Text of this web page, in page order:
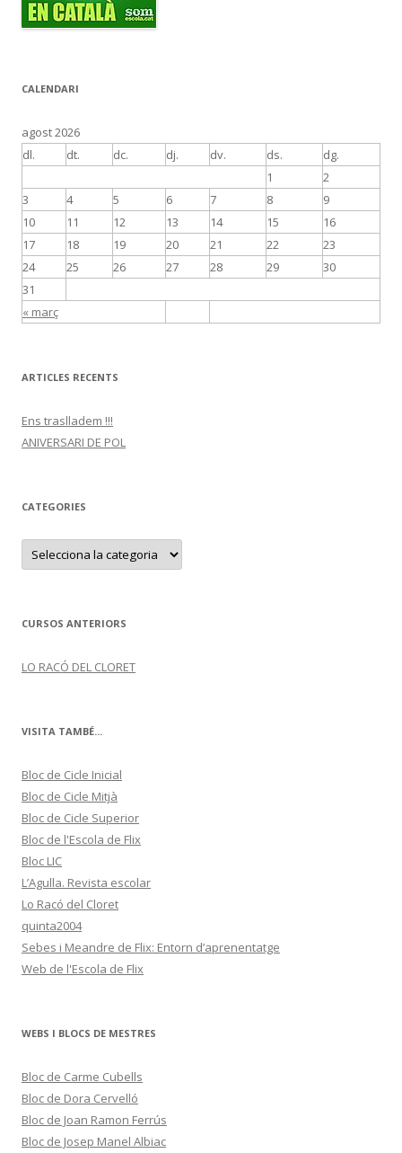
CALENDARI
agost 2026
dl.
dt. dc. dj. dv. ds. dg.
« març
1
2
3
4 5 6 7 8
9
10
11 12 13 14 15
16
17
18 19 20 21 22
23
24
25 26 27 28 29
30
31
ARTICLES RECENTS
Ens traslladem !!!
ANIVERSARI DE POL
CATEGORIES
C
t
r
i
CURSOS ANTERIORS
LO RACÓ DEL CLORET
VISITA TAMBÉ...
Bloc de Cicle Inicial
Bloc de Cicle Mitjà
Bloc de Cicle Superior
Bloc de l'Escola de Flix
Bloc LIC
L’Agulla. Revista escolar
Lo Racó del Cloret
quinta2004
Sebes i Meandre de Flix: Entorn d’aprenentatge
Web de l'Escola de Flix
WEBS I BLOCS DE MESTRES
Bloc de Carme Cubells
Bloc de Dora Cervelló
Bloc de Joan Ramon Ferrús
Bloc de Josep Manel Albiac